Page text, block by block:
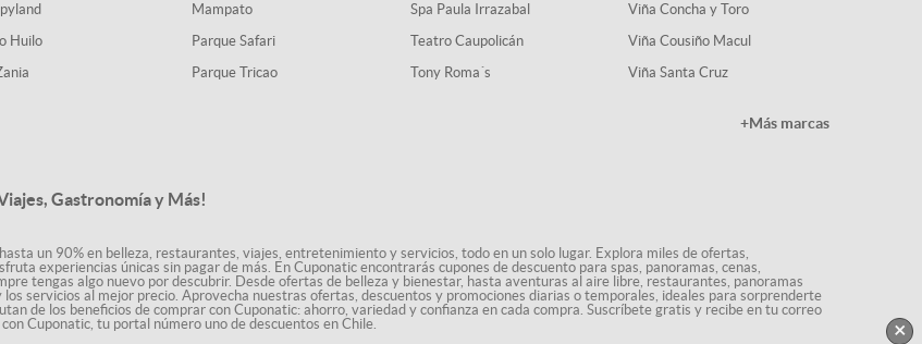
Huilo
Mampato
Parque Safari
Parque Tricao
Spa Paula Irrazabal
Teatro Caupolicán
Tony Roma´s
Viña Concha y Toro
Viña Cousiño Macul
Viña Santa Cruz
+Más marcas
Gastronomía y Más!
un 90% en belleza, restaurantes, viajes, entretenimiento y servicios, todo en un solo lugar. Explora miles de ofertas,
experiencias únicas sin pagar de más. En Cuponatic encontrarás cupones de descuento para spas, panoramas, cenas,
tengas algo nuevo por descubrir. Desde ofertas de belleza y bienestar, hasta aventuras al aire libre, restaurantes, panoramas
servicios al mejor precio. Aprovecha nuestras ofertas, descuentos y promociones diarias o temporales, ideales para sorprenderte
de los beneficios de comprar con Cuponatic: ahorro, variedad y confianza en cada compra. Suscríbete gratis y recibe en tu correo
Cuponatic, tu portal número uno de descuentos en Chile.
×